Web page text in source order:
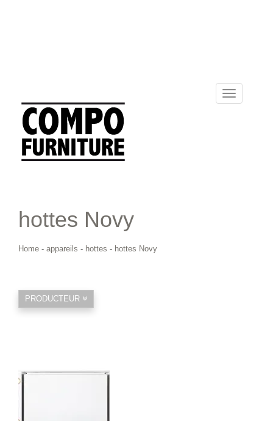
Toggle
navigation
hottes Novy
Home - appareils - hottes - hottes Novy
PRODUCTEUR